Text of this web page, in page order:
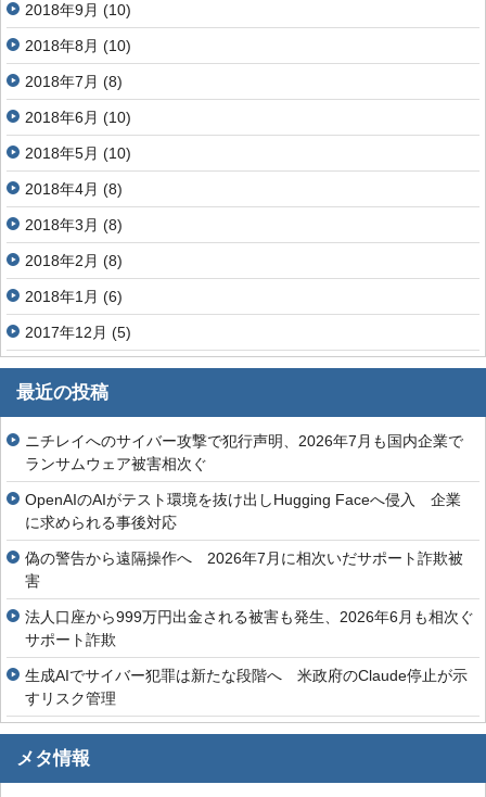
2018年9月 (10)
2018年8月 (10)
2018年7月 (8)
2018年6月 (10)
2018年5月 (10)
2018年4月 (8)
2018年3月 (8)
2018年2月 (8)
2018年1月 (6)
2017年12月 (5)
最近の投稿
ニチレイへのサイバー攻撃で犯行声明、2026年7月も国内企業で
ランサムウェア被害相次ぐ
OpenAIのAIがテスト環境を抜け出しHugging Faceへ侵入 企業
に求められる事後対応
偽の警告から遠隔操作へ 2026年7月に相次いだサポート詐欺被
害
法人口座から999万円出金される被害も発生、2026年6月も相次ぐ
サポート詐欺
生成AIでサイバー犯罪は新たな段階へ 米政府のClaude停止が示
すリスク管理
メタ情報